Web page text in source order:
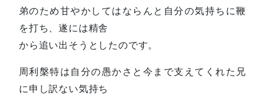
弟のため甘やかしてはならんと自分の気持ちに鞭
を打ち、遂には精舎
から追い出そうとしたのです。
周利槃特は自分の愚かさと今まで支えてくれた兄
に申し訳ない気持ち